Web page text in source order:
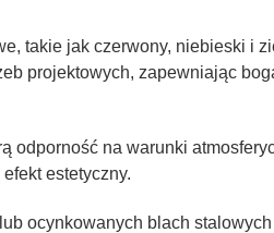
takie jak czerwony, niebieski i
projektowych, zapewniając
odporność na warunki
estetyczny.
ocynkowanych blach stalowych